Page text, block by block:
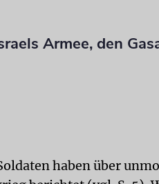
Armee, den
haben über